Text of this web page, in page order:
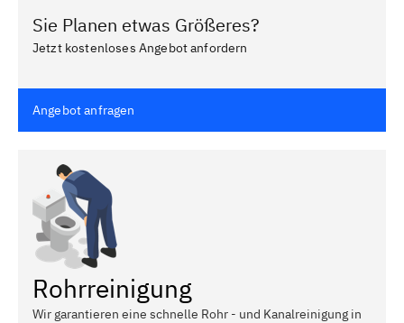
Sie Planen etwas Größeres?
Jetzt kostenloses Angebot anfordern
Angebot anfragen
Rohrreinigung
Wir garantieren eine schnelle Rohr - und Kanalreinigung in